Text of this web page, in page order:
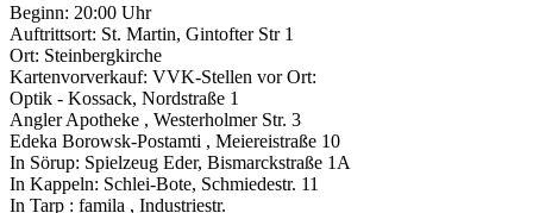
Beginn: 20:00 Uhr
Auftrittsort: St. Martin, Gintofter Str 1
Ort: Steinbergkirche
Kartenvorverkauf: VVK-Stellen vor Ort:
Optik - Kossack, Nordstraße 1
Angler Apotheke , Westerholmer Str. 3
Edeka Borowsk-Postamti , Meiereistraße 10
In Sörup: Spielzeug Eder, Bismarckstraße 1A
In Kappeln: Schlei-Bote, Schmiedestr. 11
In Tarp : famila , Industriestr.